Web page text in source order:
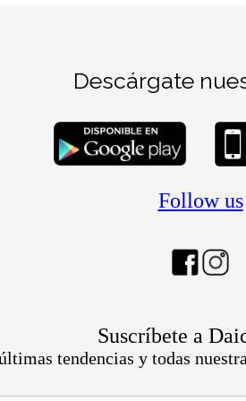
Descárgate
Follow us
Suscríbete a
tendencias y todas